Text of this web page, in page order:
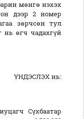
мөнгө нэхэх
дээр 2 номер
зөрчсөн тул
нь өгч чадахгүй
ҮНДЭСЛЭХ нь:
Сүхбаатар